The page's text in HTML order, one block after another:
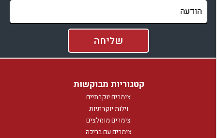
קטגוריות מבוקשות
צימרים יוקרתיים
וילות יוקרתיות
צימרים מומלצים
צימרים עם בריכה